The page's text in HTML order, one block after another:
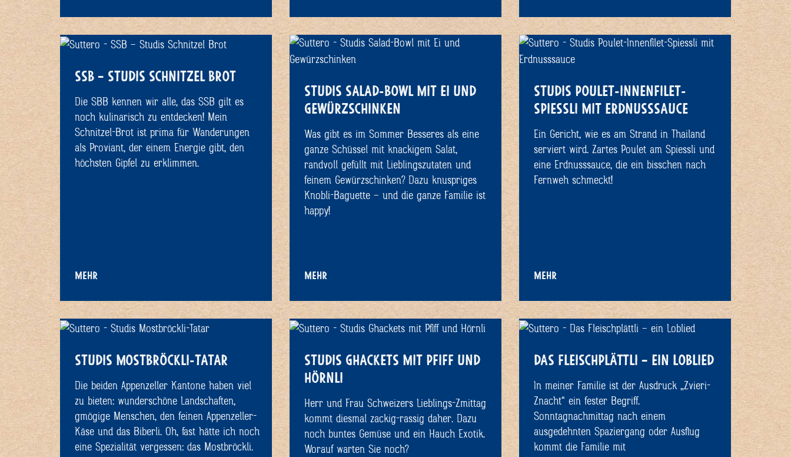
SSB – STUDIS SCHNITZEL BROT
Die SBB kennen wir alle, das SSB gilt es
noch kulinarisch zu entdecken! Mein
Schnitzel-Brot ist prima für Wanderungen
als Proviant, der einem Energie gibt, den
höchsten Gipfel zu erklimmen.
MEHR
STUDIS SALAD-BOWL MIT EI UND
GEWÜRZSCHINKEN
Was gibt es im Sommer Besseres als eine
ganze Schüssel mit knackigem Salat,
randvoll gefüllt mit Lieblingszutaten und
feinem Gewürzschinken? Dazu knuspriges
Knobli-Baguette – und die ganze Familie ist
happy!
MEHR
STUDIS POULET-INNENFILET-
SPIESSLI MIT ERDNUSSSAUCE
Ein Gericht, wie es am Strand in Thailand
serviert wird. Zartes Poulet am Spiessli und
eine Erdnusssauce, die ein bisschen nach
Fernweh schmeckt!
MEHR
STUDIS MOSTBRÖCKLI-TATAR
Die beiden Appenzeller Kantone haben viel
zu bieten: wunderschöne Landschaften,
gmögige Menschen, den feinen Appenzeller-
Käse und das Biberli. Oh, fast hätte ich noch
eine Spezialität vergessen: das Mostbröckli.
STUDIS GHACKETS MIT PFIFF UND
HÖRNLI
Herr und Frau Schweizers Lieblings-Zmittag
kommt diesmal zackig-rassig daher. Dazu
noch buntes Gemüse und ein Hauch Exotik.
Worauf warten Sie noch?
DAS FLEISCHPLÄTTLI – EIN LOBLIED
In meiner Familie ist der Ausdruck „Zvieri-
Znacht“ ein fester Begriff.
Sonntagnachmittag nach einem
ausgedehnten Spaziergang oder Ausflug
kommt die Familie mit